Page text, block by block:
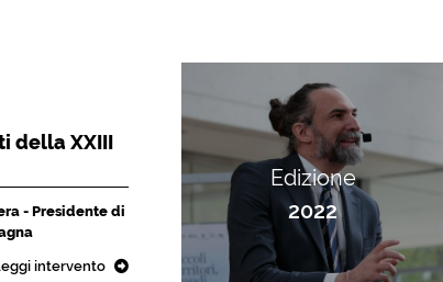
della XXIII
- Presidente di
intervento
Edizione
2022